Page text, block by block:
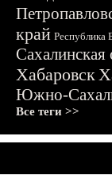
край Республика
Сахалинская
Хабаровск
Южно-
Все теги >>